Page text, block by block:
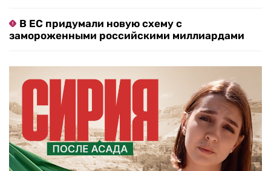
В ЕС придумали новую схему с
замороженными российскими миллиардами